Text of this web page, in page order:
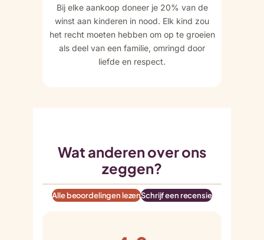
Bij elke aankoop doneer je 20% van de
winst aan kinderen in nood. Elk kind zou
het recht moeten hebben om op te groeien
als deel van een familie, omringd door
liefde en respect.
Wat anderen over ons
zeggen?
Alle beoordelingen lezenSchrijf een recensie